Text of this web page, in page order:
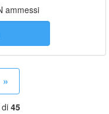
ammessi
»
45